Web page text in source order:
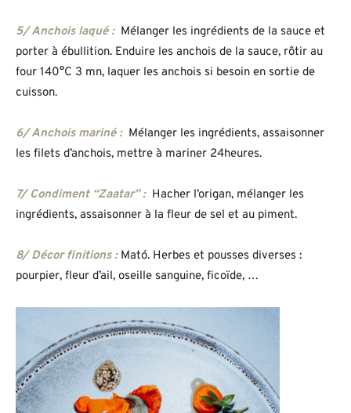
5/ Anchois laqué : Mélanger les ingrédients de la sauce et
porter à ébullition. Enduire les anchois de la sauce, rôtir au
four 140°C 3 mn, laquer les anchois si besoin en sortie de
cuisson.
6/ Anchois mariné : Mélanger les ingrédients, assaisonner
les filets d’anchois, mettre à mariner 24heures.
7/ Condiment “Zaatar” : Hacher l’origan, mélanger les
ingrédients, assaisonner à la fleur de sel et au piment.
8/ Décor finitions : Mató. Herbes et pousses diverses :
pourpier, fleur d’ail, oseille sanguine, ficoïde, …